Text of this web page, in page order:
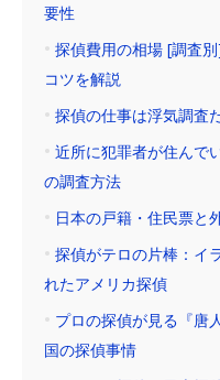
要性
探偵費用の相場 [調査
コツを解説
探偵の仕事は浮気調査
近所に犯罪者が住んで
の調査方法
日本の戸籍・住民票と
探偵がテロの片棒：イ
れたアメリカ探偵
プロの探偵が見る『唐
国の探偵事情